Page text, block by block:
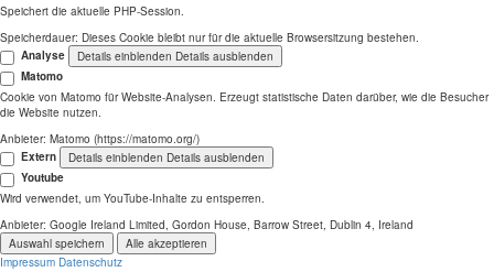
Speichert die aktuelle PHP-Session.
Speicherdauer: Dieses Cookie bleibt nur für die aktuelle Browsersitzung bestehen.
Analyse
Details einblenden Details ausblenden
Matomo
Cookie von Matomo für Website-Analysen. Erzeugt statistische Daten darüber, wie die Besucher
die Website nutzen.
Anbieter: Matomo (https://matomo.org/)
Extern
Details einblenden Details ausblenden
Youtube
Wird verwendet, um YouTube-Inhalte zu entsperren.
Anbieter: Google Ireland Limited, Gordon House, Barrow Street, Dublin 4, Ireland
Auswahl speichern
Alle akzeptieren
Impressum Datenschutz